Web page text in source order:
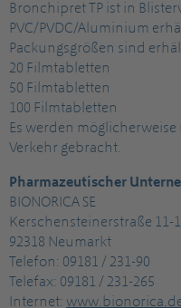
Bronchipret TP ist in
PVC/PVDC/Aluminium
Packungsgrößen sind
20 Filmtabletten
50 Filmtabletten
100 Filmtabletten
Es werden
Verkehr gebracht.
Pharmazeutischer
BIONORICA SE
Kerschensteinerstraße 11-
92318 Neumarkt
Telefon: 09181 / 231-90
Telefax: 09181 / 231-265
Internet: